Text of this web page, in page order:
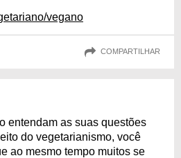
vegano
COMPARTILHAR
entendam as suas questões
do vegetarianismo, você
ao mesmo tempo muitos se